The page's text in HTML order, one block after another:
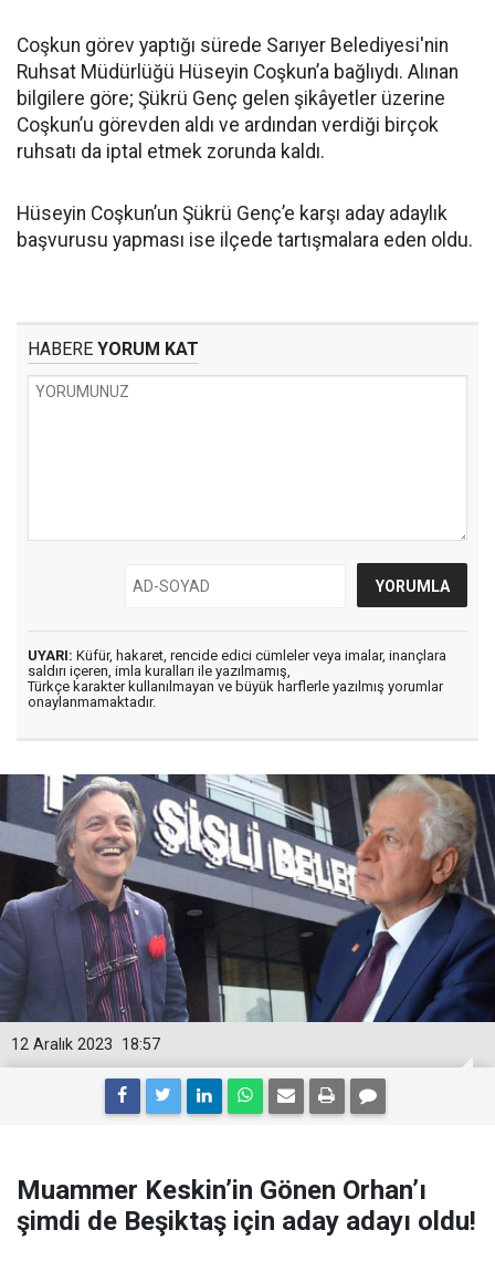
Coşkun görev yaptığı sürede Sarıyer Belediyesi'nin
Ruhsat Müdürlüğü Hüseyin Coşkun’a bağlıydı. Alınan
bilgilere göre; Şükrü Genç gelen şikâyetler üzerine
Coşkun’u görevden aldı ve ardından verdiği birçok
ruhsatı da iptal etmek zorunda kaldı.
Hüseyin Coşkun’un Şükrü Genç’e karşı aday adaylık
başvurusu yapması ise ilçede tartışmalara eden oldu.
HABERE YORUM KAT
UYARI: Küfür, hakaret, rencide edici cümleler veya imalar, inançlara
saldırı içeren, imla kuralları ile yazılmamış,
Türkçe karakter kullanılmayan ve büyük harflerle yazılmış yorumlar
onaylanmamaktadır.
18:57
12 Aralık 2023
Muammer Keskin’in Gönen Orhan’ı
şimdi de Beşiktaş için aday adayı oldu!